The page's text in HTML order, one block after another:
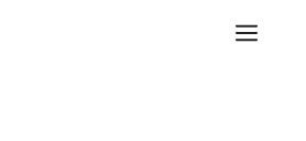
Menu